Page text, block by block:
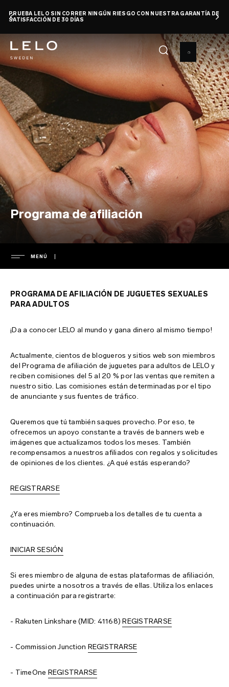
contenido
principal
PRUEBA LELO SIN CORRER NINGÚN RIESGO CON NUESTRA GARANTÍA DE
SATISFACCIÓN DE 30 DÍAS
Programa de afiliación
MENÚ
dirección
política de privacidad
política de cookies
términos y condiciones
propiedad intelectual
garantía extendida
envío
servicio de asistencia
regulatory compliance
cargadores y mando a distancia
mapa del sitio
PREGUNTAS FRECUENTES
preguntas frecuentes generales
preguntas frecuentes sobre compras
ENVIRONMENTAL LABELS
Italy
PROGRAMA DE AFILIACIÓN DE JUGUETES SEXUALES
PARA ADULTOS
¡Da a conocer LELO al mundo y gana dinero al mismo tiempo!
Actualmente, cientos de blogueros y sitios web son miembros
del Programa de afiliación de juguetes para adultos de LELO y
reciben comisiones del 5 al 20 % por las ventas que remiten a
nuestro sitio. Las comisiones están determinadas por el tipo
de anunciante y sus fuentes de tráfico.
Queremos que tú también saques provecho. Por eso, te
ofrecemos un apoyo constante a través de banners web e
imágenes que actualizamos todos los meses. También
recompensamos a nuestros afiliados con regalos y solicitudes
de opiniones de los clientes. ¿A qué estás esperando?
REGISTRARSE
¿Ya eres miembro? Comprueba los detalles de tu cuenta a
continuación.
INICIAR SESIÓN
Si eres miembro de alguna de estas plataformas de afiliación,
puedes unirte a nosotros a través de ellas. Utiliza los enlaces
a continuación para registrarte:
- Rakuten Linkshare (MID: 41168)REGISTRARSE
- Commission Junction REGISTRARSE
- TimeOne REGISTRARSE